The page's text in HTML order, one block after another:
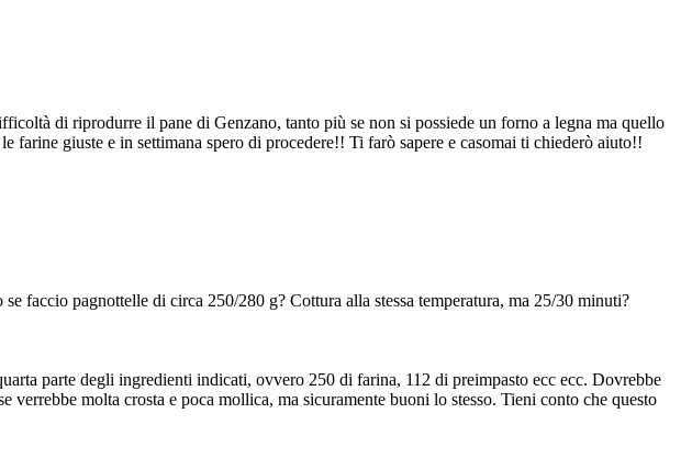
di riprodurre il pane di Genzano, tanto più se non si possiede un forno a legna ma quello
giuste e in settimana spero di procedere!! Ti farò sapere e casomai ti chiederò aiuto!!
faccio pagnottelle di circa 250/280 g? Cottura alla stessa temperatura, ma 25/30 minuti?
parte degli ingredienti indicati, ovvero 250 di farina, 112 di preimpasto ecc ecc. Dovrebbe
molta crosta e poca mollica, ma sicuramente buoni lo stesso. Tieni conto che questo